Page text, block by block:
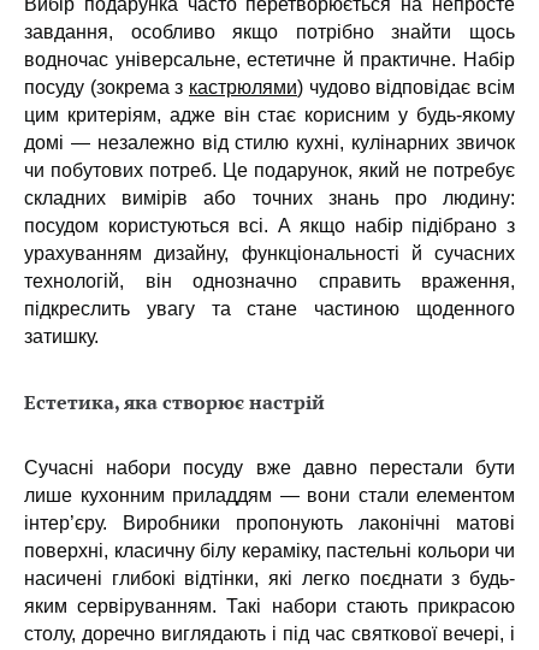
Вибір подарунка часто перетворюється на непросте
завдання, особливо якщо потрібно знайти щось
водночас універсальне, естетичне й практичне. Набір
посуду (зокрема з кастрюлями) чудово відповідає всім
цим критеріям, адже він стає корисним у будь-якому
домі — незалежно від стилю кухні, кулінарних звичок
чи побутових потреб. Це подарунок, який не потребує
складних вимірів або точних знань про людину:
посудом користуються всі. А якщо набір підібрано з
урахуванням дизайну, функціональності й сучасних
технологій, він однозначно справить враження,
підкреслить увагу та стане частиною щоденного
затишку.
Естетика, яка створює настрій
Сучасні набори посуду вже давно перестали бути
лише кухонним приладдям — вони стали елементом
інтер’єру. Виробники пропонують лаконічні матові
поверхні, класичну білу кераміку, пастельні кольори чи
насичені глибокі відтінки, які легко поєднати з будь-
яким сервіруванням. Такі набори стають прикрасою
столу, доречно виглядають і під час святкової вечері, і